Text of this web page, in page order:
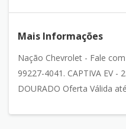
Mais Informações
Nação Chevrolet - Fale
99227-4041. CAPTIVA EV -
DOURADO Oferta Válida